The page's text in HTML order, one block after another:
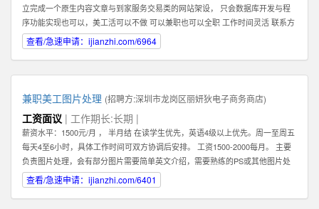
立完成一个原生内容文章与到家服务交易类的网站架设， 只会数据库开发与程
序功能实现也可以，美工活可以不做 可以兼职也可以全职 工作时间灵活 联系方
式 李经理 工作区域：浑南新区-全运路 详细地址：沈中大街28号
查看/急速申请：ijianzhi.com/6964
兼职美工图片处理 (招聘方:深圳市龙岗区丽妍狄电子商务商店)
工资面议 | 工作期长:长期 |
薪资水平：1500元/月 ， 半月结 在读学生优先，英语4级以上优先。周一至周五
每天4至6小时，具体工作时间可双方协调后安排。 工资1500-2000每月。 主要
负责图片处理，会有部分图片需要简单英文介绍，需要熟练的PS或其他图片处
理软件。 可以在家办公，图片处理过程中需要有一定的想法和创新。 联系人：
肖女士 公司地址：龙岗中心城
查看/急速申请：ijianzhi.com/6401